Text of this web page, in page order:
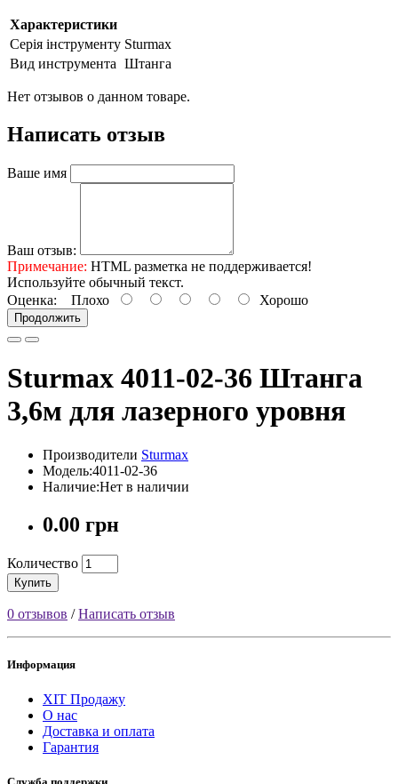
Характеристики
Серія інструменту Sturmax
Вид инструмента Штанга
Нет отзывов о данном товаре.
Написать отзыв
Ваше имя
Ваш отзыв:
Примечание: HTML разметка не поддерживается!
Используйте обычный текст.
Оценка: Плохо Хорошо
Продолжить
Sturmax 4011-02-36 Штанга
3,6м для лазерного уровня
Производители Sturmax
Модель:4011-02-36
Наличие:Нет в наличии
0.00 грн
Количество
Купить
0 отзывов /Написать отзыв
Информация
ХІТ Продажу
О нас
Доставка и оплата
Гарантия